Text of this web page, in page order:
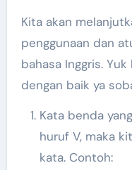
Kita akan
penggunaan dan
bahasa Inggris.
dengan baik ya
Kata benda
huruf V, maka
kata. Contoh: